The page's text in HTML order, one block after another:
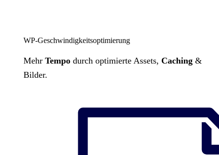
WP-Geschwindigkeitsoptimierung
Mehr Tempo durch optimierte Assets, Caching &
Bilder.